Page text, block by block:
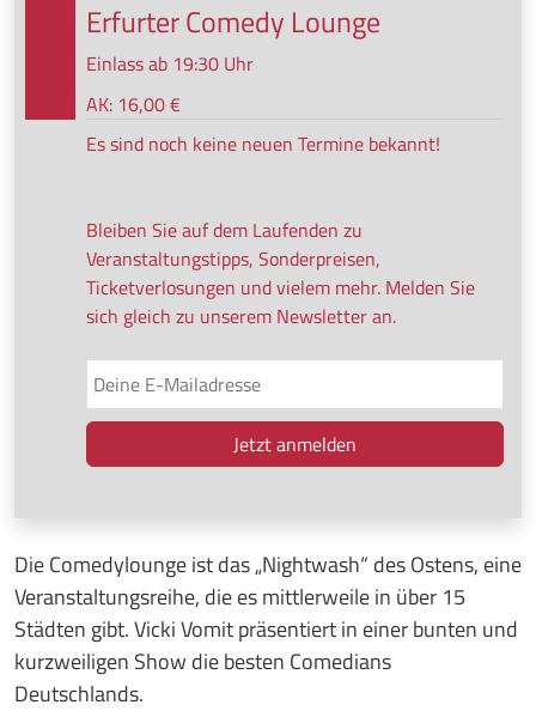
Die Comedylounge ist das „Nightwash“ des Ostens, eine
Veranstaltungsreihe, die es mittlerweile in über 15
Städten gibt. Vicki Vomit präsentiert in einer bunten und
kurzweiligen Show die besten Comedians
Deutschlands.
Erfurter Comedy Lounge
Einlass ab 19:30 Uhr
AK: 16,00 €
Es sind noch keine neuen Termine bekannt!
Bleiben Sie auf dem Laufenden zu
Veranstaltungstipps, Sonderpreisen,
Ticketverlosungen und vielem mehr. Melden Sie
sich gleich zu unserem Newsletter an.